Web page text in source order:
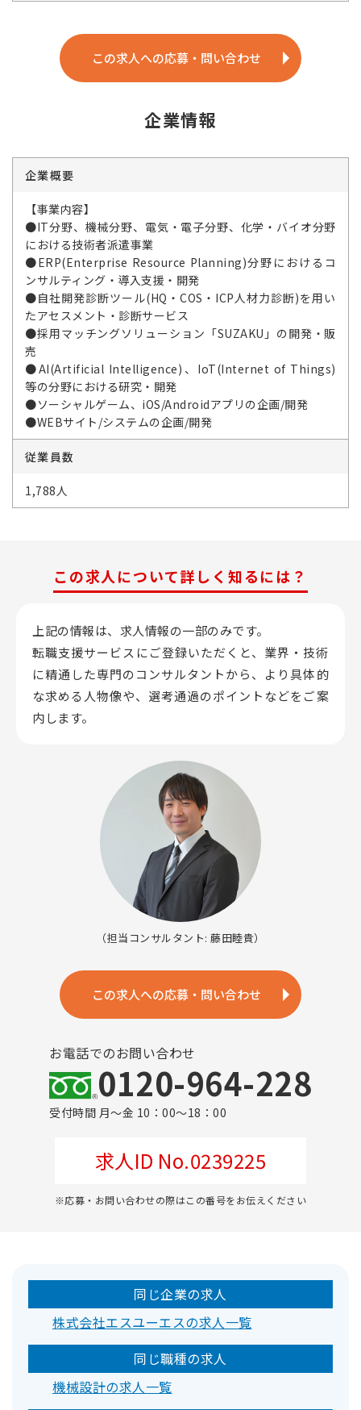
この求人への応募・問い合わせ
企業情報
企業概要
【事業内容】
●IT分野、機械分野、電気・電子分野、化学・バイオ分野
における技術者派遣事業
●ERP(Enterprise Resource Planning)分野におけるコ
ンサルティング・導入支援・開発
●自社開発診断ツール(HQ・COS・ICP人材力診断)を用い
たアセスメント・診断サービス
●採用マッチングソリューション「SUZAKU」の開発・販
売
●AI(Artificial Intelligence)、IoT(Internet of Things)
等の分野における研究・開発
●ソーシャルゲーム、iOS/Androidアプリの企画/開発
●WEBサイト/システムの企画/開発
従業員数
1,788人
この求人について詳しく知るには？
上記の情報は、求人情報の一部のみです。
転職支援サービスにご登録いただくと、業界・技術
に精通した専門のコンサルタントから、 より具体的
な求める人物像や、選考通過のポイントなどをご案
内します。
（担当コンサルタント: 藤田睦貴）
この求人への応募・問い合わせ
お電話でのお問い合わせ
0120-964-228
受付時間 月～金 10：00～18：00
求人ID No.0239225
※応募・お問い合わせの際はこの番号をお伝えください
同じ企業の求人
株式会社エスユーエスの求人一覧
同じ職種の求人
機械設計の求人一覧